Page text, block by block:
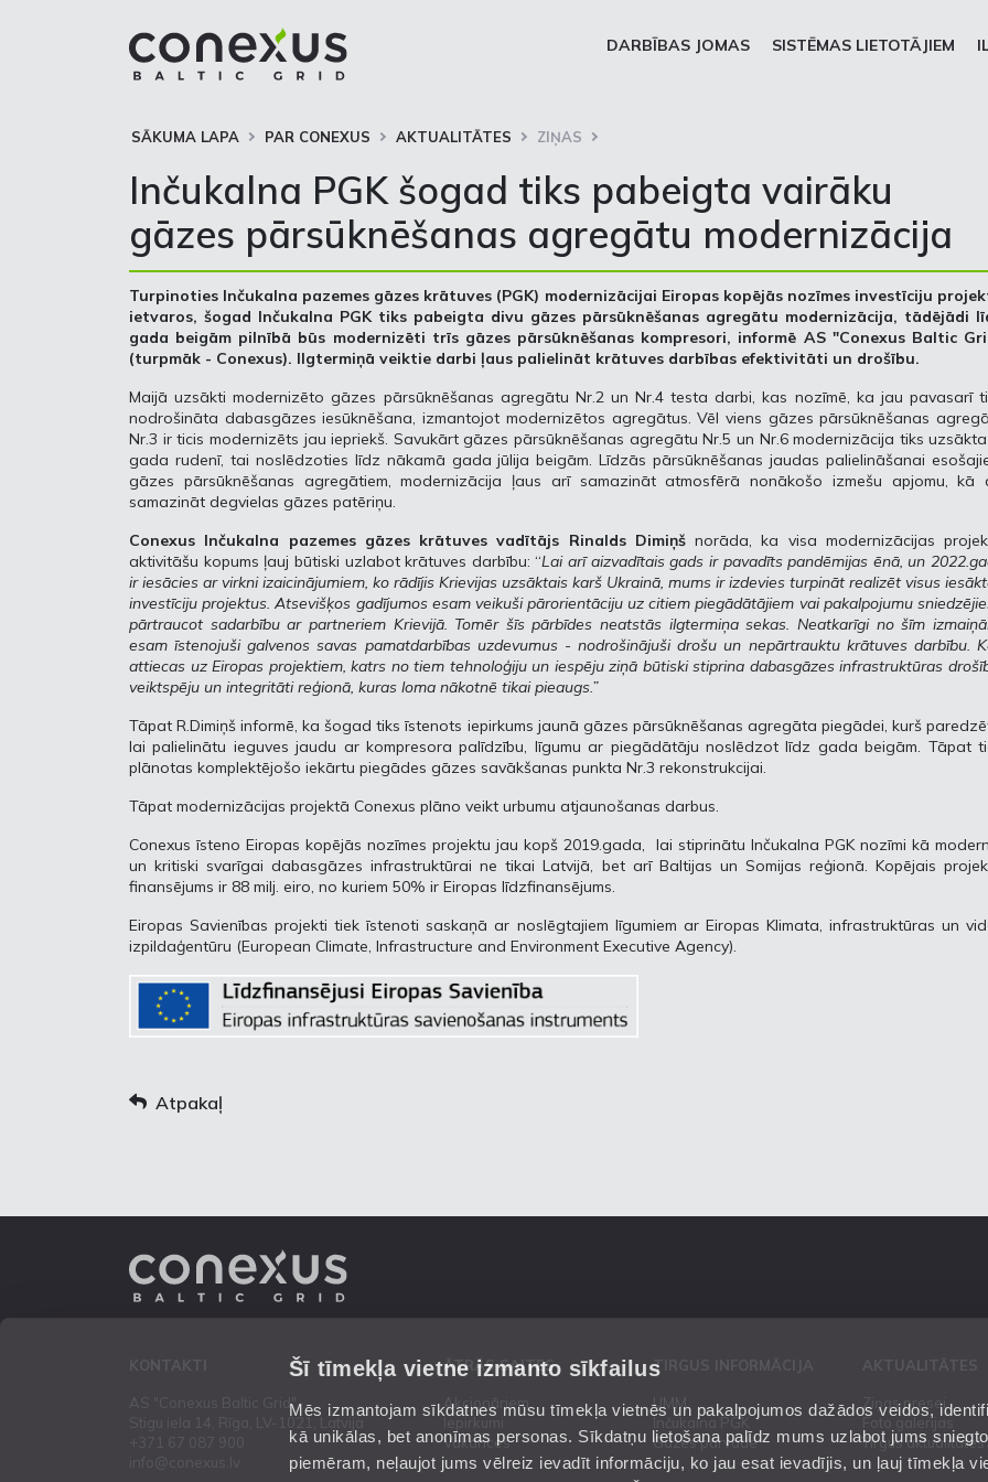
Šī tīmekļa vietne izmanto sīkfailus
Mēs izmantojam sīkdatnes mūsu tīmekļa vietnēs un pakalpojumos dažādos veidos,
kā unikālas, bet anonīmas personas. Sīkdatņu lietošana palīdz mums uzlabot jums
piemēram, neļaujot jums vēlreiz ievadīt informāciju, ko jau esat ievadījis, un ļauj tīmekļa
DARBĪBAS JOMAS SISTĒMAS LIETOTĀJIEM
SĀKUMA LAPA PAR CONEXUS AKTUALITĀTES ZIŅAS
Inčukalna PGK šogad tiks pabeigta vairāku
gāzes pārsūknēšanas agregātu modernizācija
Turpinoties Inčukalna pazemes gāzes krātuves (PGK) modernizācijai Eiropas kopējās nozīmes investīciju
ietvaros, šogad Inčukalna PGK tiks pabeigta divu gāzes pārsūknēšanas agregātu modernizācija, tādējādi
gada beigām pilnībā būs modernizēti trīs gāzes pārsūknēšanas kompresori, informē AS "Conexus Baltic
(turpmāk - Conexus). Ilgtermiņā veiktie darbi ļaus palielināt krātuves darbības efektivitāti un drošību.
Maijā uzsākti modernizēto gāzes pārsūknēšanas agregātu Nr.2 un Nr.4 testa darbi, kas nozīmē, ka jau pavasarī
nodrošināta dabasgāzes iesūknēšana, izmantojot modernizētos agregātus. Vēl viens gāzes pārsūknēšanas
Nr.3 ir ticis modernizēts jau iepriekš. Savukārt gāzes pārsūknēšanas agregātu Nr.5 un Nr.6 modernizācija tiks
gada rudenī, tai noslēdzoties līdz nākamā gada jūlija beigām. Līdzās pārsūknēšanas jaudas palielināšanai
gāzes pārsūknēšanas agregātiem, modernizācija ļaus arī samazināt atmosfērā nonākošo izmešu apjomu, kā
samazināt degvielas gāzes patēriņu.
Conexus Inčukalna pazemes gāzes krātuves vadītājs Rinalds Dimiņš norāda, ka visa modernizācijas
aktivitāšu kopums ļauj būtiski uzlabot krātuves darbību: “Lai arī aizvadītais gads ir pavadīts pandēmijas ēnā, un
ir iesācies ar virkni izaicinājumiem, ko rādījis Krievijas uzsāktais karš Ukrainā, mums ir izdevies turpināt realizēt visus
investīciju projektus. Atsevišķos gadījumos esam veikuši pārorientāciju uz citiem piegādātājiem vai pakalpojumu
pārtraucot sadarbību ar partneriem Krievijā. Tomēr šīs pārbīdes neatstās ilgtermiņa sekas. Neatkarīgi no šīm
esam īstenojuši galvenos savas pamatdarbības uzdevumus - nodrošinājuši drošu un nepārtrauktu krātuves darbību.
attiecas uz Eiropas projektiem, katrs no tiem tehnoloģiju un iespēju ziņā būtiski stiprina dabasgāzes infrastruktūras
veiktspēju un integritāti reģionā, kuras loma nākotnē tikai pieaugs.”
Tāpat R.Dimiņš informē, ka šogad tiks īstenots iepirkums jaunā gāzes pārsūknēšanas agregāta piegādei, kurš
lai palielinātu ieguves jaudu ar kompresora palīdzību, līgumu ar piegādātāju noslēdzot līdz gada beigām. Tāpat
plānotas komplektējošo iekārtu piegādes gāzes savākšanas punkta Nr.3 rekonstrukcijai.
Tāpat modernizācijas projektā Conexus plāno veikt urbumu atjaunošanas darbus.
Conexus īsteno Eiropas kopējās nozīmes projektu jau kopš 2019.gada, lai stiprinātu Inčukalna PGK nozīmi kā
un kritiski svarīgai dabasgāzes infrastruktūrai ne tikai Latvijā, bet arī Baltijas un Somijas reģionā. Kopējais
finansējums ir 88 milj. eiro, no kuriem 50% ir Eiropas līdzfinansējums.
Eiropas Savienības projekti tiek īstenoti saskaņā ar noslēgtajiem līgumiem ar Eiropas Klimata, infrastruktūras un
izpildaģentūru (European Climate, Infrastructure and Environment Executive Agency).
Atpakaļ
AS "Conexus Baltic Grid"
ĀTRĀS SAITES
Akcionāriem
Vakances
TIRGUS INFORMĀCIJA
UMM
Inčukalna PGK
Gāzes pārvade
Ziņas presei
Foto galerijas
Tirgus aktualitātes